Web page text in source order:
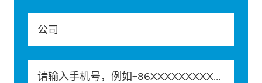
公司
请输入手机号，例如+86XXXXXXXXXXX